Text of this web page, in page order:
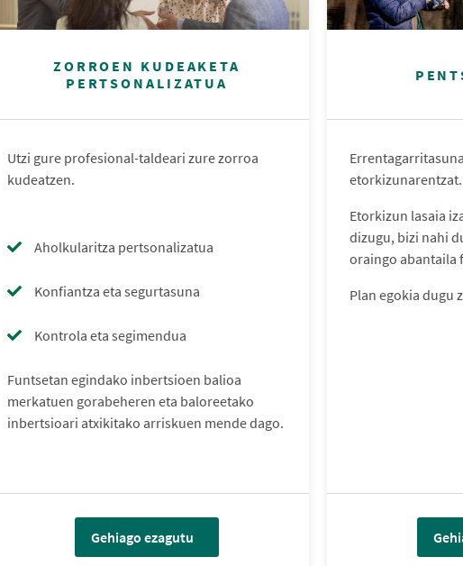
ZORROEN KUDEAKETA
PERTSONALIZATUA
Utzi gure profesional-taldeari zure zorroa
kudeatzen.
Aholkularitza pertsonalizatua
Konfiantza eta segurtasuna
Kontrola eta segimendua
Funtsetan egindako inbertsioen balioa
merkatuen gorabeheren eta baloreetako
inbertsioari atxikitako arriskuen mende dago.
Gehiago ezagutu
etorkizunarentzat.
Etorkizun lasaia
dizugu, bizi nahi
oraingo abantaila
Plan egokia dugu